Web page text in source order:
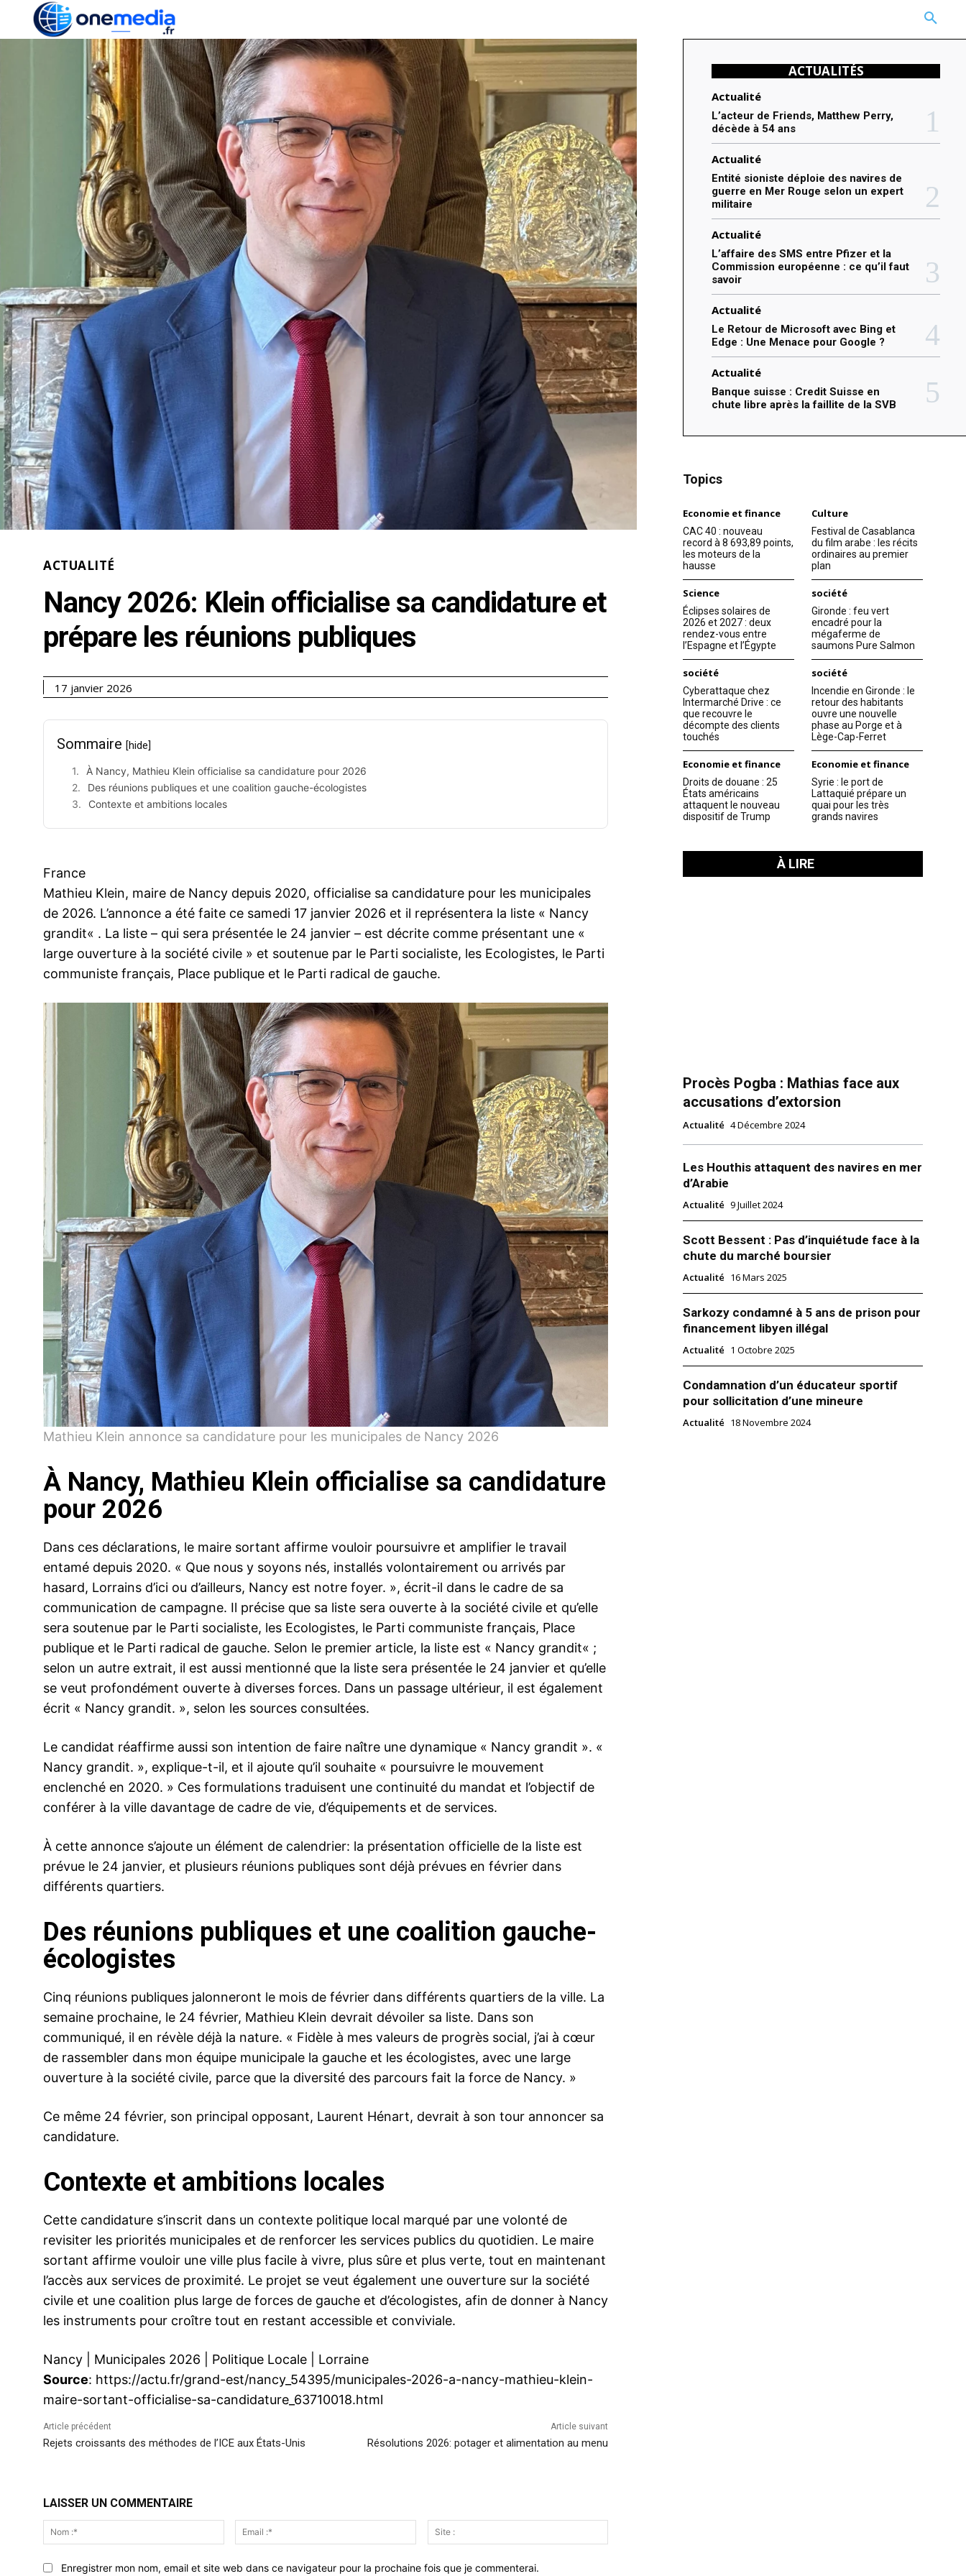
MORE
ACTUALITÉ
Nancy 2026: Klein officialise sa candidature et
prépare les réunions publiques
17 janvier 2026
Sommaire [hide]
À Nancy, Mathieu Klein officialise sa candidature pour 2026
Des réunions publiques et une coalition gauche-écologistes
Contexte et ambitions locales
France
Mathieu Klein, maire de Nancy depuis 2020, officialise sa candidature pour les municipales
de 2026. L’annonce a été faite ce samedi 17 janvier 2026 et il représentera la liste « Nancy
grandit« . La liste – qui sera présentée le 24 janvier – est décrite comme présentant une «
large ouverture à la société civile » et soutenue par le Parti socialiste, les Ecologistes, le Parti
communiste français, Place publique et le Parti radical de gauche.
Mathieu Klein annonce sa candidature pour les municipales de Nancy 2026
À Nancy, Mathieu Klein officialise sa candidature
pour 2026
Dans ces déclarations, le maire sortant affirme vouloir poursuivre et amplifier le travail
entamé depuis 2020. « Que nous y soyons nés, installés volontairement ou arrivés par
hasard, Lorrains d’ici ou d’ailleurs, Nancy est notre foyer. », écrit-il dans le cadre de sa
communication de campagne. Il précise que sa liste sera ouverte à la société civile et qu’elle
sera soutenue par le Parti socialiste, les Ecologistes, le Parti communiste français, Place
publique et le Parti radical de gauche. Selon le premier article, la liste est « Nancy grandit« ;
selon un autre extrait, il est aussi mentionné que la liste sera présentée le 24 janvier et qu’elle
se veut profondément ouverte à diverses forces. Dans un passage ultérieur, il est également
écrit « Nancy grandit. », selon les sources consultées.
Le candidat réaffirme aussi son intention de faire naître une dynamique « Nancy grandit ». «
Nancy grandit. », explique-t-il, et il ajoute qu’il souhaite « poursuivre le mouvement
enclenché en 2020. » Ces formulations traduisent une continuité du mandat et l’objectif de
conférer à la ville davantage de cadre de vie, d’équipements et de services.
À cette annonce s’ajoute un élément de calendrier: la présentation officielle de la liste est
prévue le 24 janvier, et plusieurs réunions publiques sont déjà prévues en février dans
différents quartiers.
Des réunions publiques et une coalition gauche-
écologistes
Cinq réunions publiques jalonneront le mois de février dans différents quartiers de la ville. La
semaine prochaine, le 24 février, Mathieu Klein devrait dévoiler sa liste. Dans son
communiqué, il en révèle déjà la nature. « Fidèle à mes valeurs de progrès social, j’ai à cœur
de rassembler dans mon équipe municipale la gauche et les écologistes, avec une large
ouverture à la société civile, parce que la diversité des parcours fait la force de Nancy. »
Ce même 24 février, son principal opposant, Laurent Hénart, devrait à son tour annoncer sa
candidature.
Contexte et ambitions locales
Cette candidature s’inscrit dans un contexte politique local marqué par une volonté de
revisiter les priorités municipales et de renforcer les services publics du quotidien. Le maire
sortant affirme vouloir une ville plus facile à vivre, plus sûre et plus verte, tout en maintenant
l’accès aux services de proximité. Le projet se veut également une ouverture sur la société
civile et une coalition plus large de forces de gauche et d’écologistes, afin de donner à Nancy
les instruments pour croître tout en restant accessible et conviviale.
Nancy Municipales 2026 Politique Locale
Lorraine
Source: https://actu.fr/grand-est/nancy_54395/municipales-2026-a-nancy-mathieu-klein-
maire-sortant-officialise-sa-candidature_63710018.html
Article précédent
Rejets croissants des méthodes de l’ICE aux États-Unis
Article suivant
Résolutions 2026: potager et alimentation au menu
LAISSER UN COMMENTAIRE
Nom
:*
Email
:*
:
Enregistrer mon nom, email et site web dans ce navigateur pour la prochaine fois que je commenterai.
ACTUALITÉS
Actualité
L’acteur de Friends, Matthew Perry,
décède à 54 ans
Actualité
Entité sioniste déploie des navires de
guerre en Mer Rouge selon un expert
militaire
Actualité
L’affaire des SMS entre Pfizer et la
Commission européenne : ce qu’il faut
savoir
Actualité
Le Retour de Microsoft avec Bing et
Edge : Une Menace pour Google ?
Actualité
Banque suisse : Credit Suisse en
chute libre après la faillite de la SVB
Topics
Economie et finance
CAC 40 : nouveau
record à 8 693,89 points,
les moteurs de la
hausse
Culture
Festival de Casablanca
du film arabe : les récits
ordinaires au premier
plan
Science
Éclipses solaires de
2026 et 2027 : deux
rendez-vous entre
l’Espagne et l’Égypte
société
Gironde : feu vert
encadré pour la
mégaferme de
saumons Pure Salmon
société
Cyberattaque chez
Intermarché Drive : ce
que recouvre le
décompte des clients
touchés
société
Incendie en Gironde : le
retour des habitants
ouvre une nouvelle
phase au Porge et à
Lège-Cap-Ferret
Economie et finance
Droits de douane : 25
États américains
attaquent le nouveau
dispositif de Trump
Economie et finance
Syrie : le port de
Lattaquié prépare un
quai pour les très
grands navires
À LIRE
Procès Pogba : Mathias face aux
accusations d’extorsion
Actualité 4 Décembre 2024
Les Houthis attaquent des navires en mer
d’Arabie
Actualité 9 Juillet 2024
Scott Bessent : Pas d’inquiétude face à la
chute du marché boursier
Actualité 16 Mars 2025
Sarkozy condamné à 5 ans de prison pour
financement libyen illégal
Actualité 1 Octobre 2025
Condamnation d’un éducateur sportif
pour sollicitation d’une mineure
Actualité 18 Novembre 2024